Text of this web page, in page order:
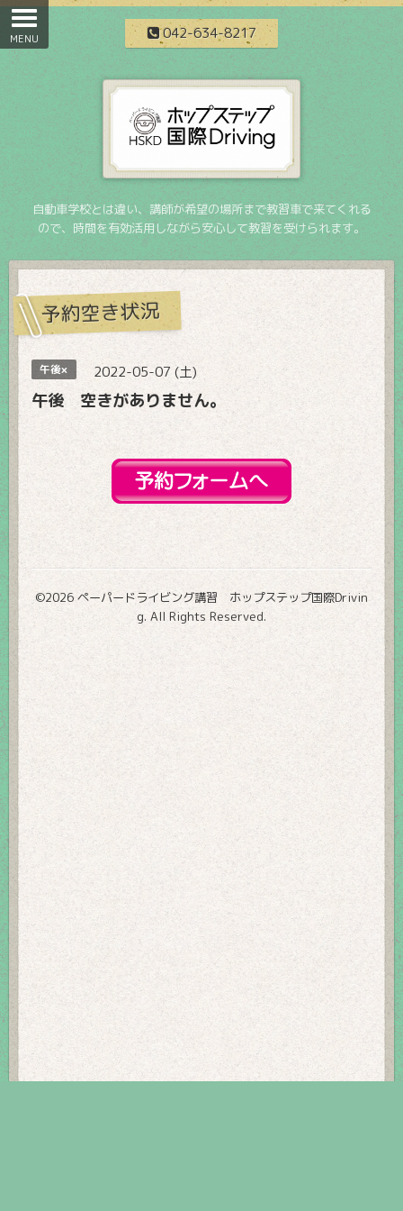
042-634-8217
自動車学校とは違い、講師が希望の場所まで教習車で来てくれる
ので、時間を有効活用しながら安心して教習を受けられます。
予約空き状況
午後× 2022-05-07 (土)
午後 空きがありません。
©2026 ペーパードライビング講習 ホップステップ国際Drivin
g. All Rights Reserved.